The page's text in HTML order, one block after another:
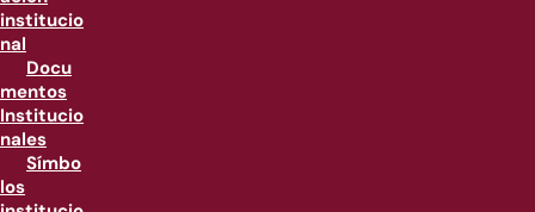
institucio
nal
Docu
mentos
Institucio
nales
Símbo
los